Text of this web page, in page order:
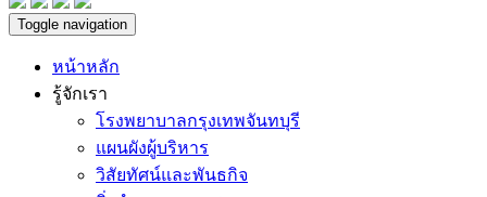
Toggle navigation
หน้าหลัก
รู้จักเรา
โรงพยาบาลกรุงเทพจันทบุรี
แผนผังผู้บริหาร
วิสัยทัศน์และพันธกิจ